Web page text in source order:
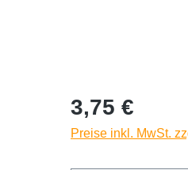
Regulärer Preis:
3,75 €
Preise inkl. MwSt.